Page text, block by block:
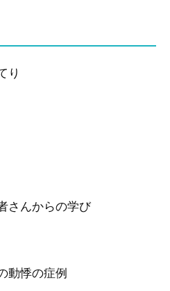
り
さんからの学び
動悸の症例